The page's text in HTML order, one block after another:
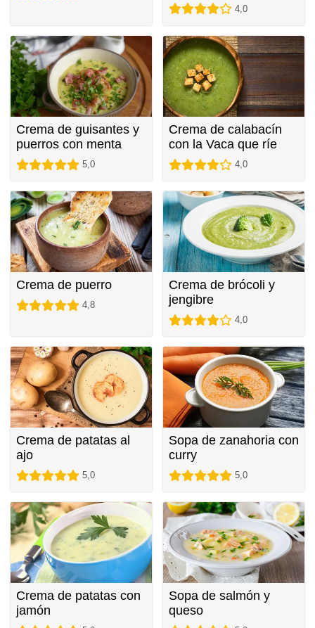
4,0
Crema de guisantes y
puerros con menta
5,0
Crema de calabacín
con la Vaca que ríe
4,0
Crema de puerro
4,8
Crema de brócoli y
jengibre
4,0
Crema de patatas al
ajo
5,0
Sopa de zanahoria con
curry
5,0
Crema de patatas con
jamón
Sopa de salmón y
queso